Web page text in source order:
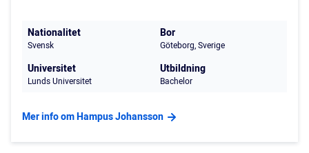
Nationalitet
Svensk
Bor
Göteborg, Sverige
Universitet
Lunds Universitet
Utbildning
Bachelor
Mer info om Hampus Johansson